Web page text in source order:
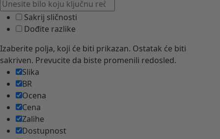
Sakrij sličnosti
Dođite razlike
Izaberite polja, koji će biti prikazan. Ostatak će biti
sakriven. Prevucite da biste promenili redosled.
Slika
BR
Ocena
Cena
Zalihe
Dostupnost